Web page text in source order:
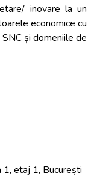
inovare la un
economice cu
și domeniile de
etaj 1, București